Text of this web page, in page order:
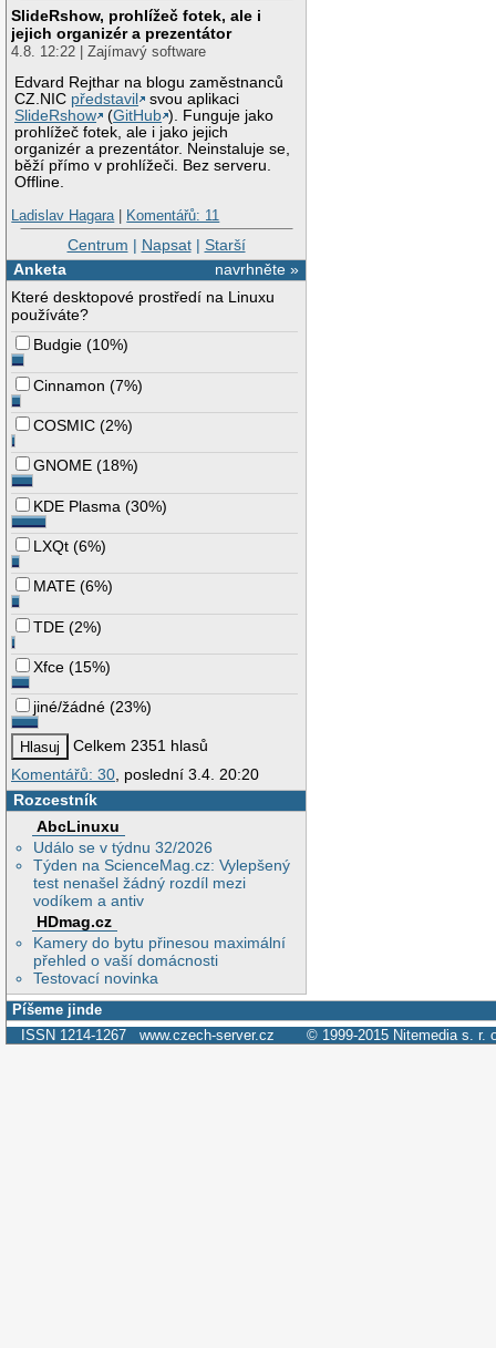
SlideRshow, prohlížeč fotek, ale i
jejich organizér a prezentátor
4.8. 12:22 | Zajímavý software
Edvard Rejthar na blogu zaměstnanců
CZ.NIC představil
svou aplikaci
SlideRshow
(GitHub ). Funguje jako
prohlížeč fotek, ale i jako jejich
organizér a prezentátor. Neinstaluje se,
běží přímo v prohlížeči. Bez serveru.
Offline.
Ladislav Hagara| Komentářů: 11
Centrum | Napsat| Starší
navrhněte »
Anketa
Které desktopové prostředí na Linuxu
používáte?
Budgie (10%)
Cinnamon (7%)
COSMIC (2%)
GNOME (18%)
KDE Plasma (30%)
LXQt (6%)
MATE (6%)
TDE (2%)
Xfce (15%)
jiné/žádné (23%)
Celkem 2351 hlasů
Komentářů: 30 , poslední 3.4. 20:20
Rozcestník
AbcLinuxu
Událo se v týdnu 32/2026
Týden na ScienceMag.cz: Vylepšený
test nenašel žádný rozdíl mezi
vodíkem a antiv
HDmag.cz
Kamery do bytu přinesou maximální
přehled o vaší domácnosti
Testovací novinka
Píšeme jinde
ISSN 1214-1267 www.czech-server.cz © 1999-2015 Nitemedia s. r.